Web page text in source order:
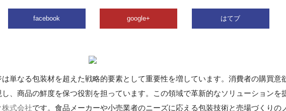
facebook google+ はてブ
単なる包装材を超えた戦略的要素として重要性を増しています。消費者の購買意
、商品の鮮度を保つ役割を担っています。この領域で革新的なソリューションを
株式会社です。食品メーカーや小売業者のニーズに応える包装技術と売場づくりの